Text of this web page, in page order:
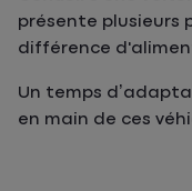
présente
différence
Un temps
en main de ces